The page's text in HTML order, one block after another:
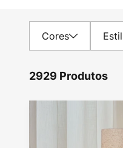
Cores
2929 Produtos